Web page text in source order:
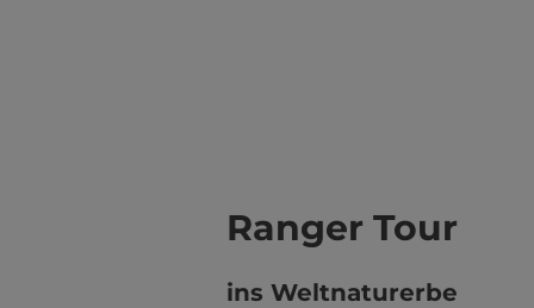
Ranger Tour
ins Weltnaturerbe